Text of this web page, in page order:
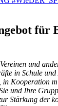
für
und
in Schule
in Kooperation
und Ihre
Stärkung der